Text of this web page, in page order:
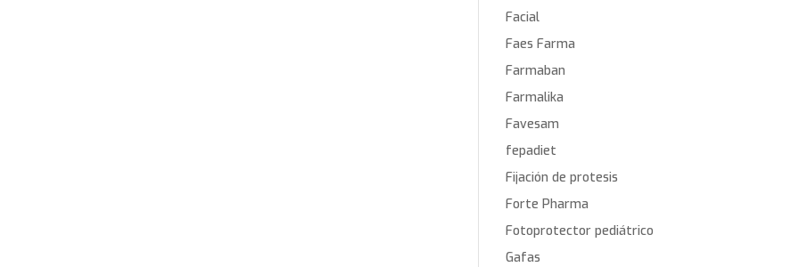
Facial
Faes Farma
Farmaban
Farmalika
Favesam
fepadiet
Fijación de protesis
Forte Pharma
Fotoprotector pediátrico
Gafas